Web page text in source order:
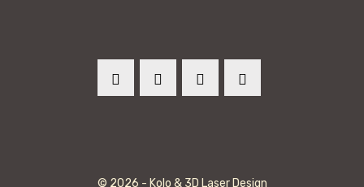
© 2026 - Kolo & 3D Laser Design